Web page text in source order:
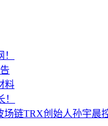
料
链TRX创始人孙宇晨